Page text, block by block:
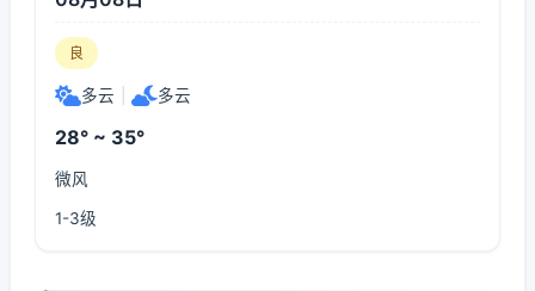
良
多云 多云
28° ~ 35°
微风
1-3级